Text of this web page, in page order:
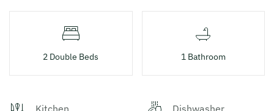
2 Double Beds 1 Bathroom
Kitchen Dishwasher